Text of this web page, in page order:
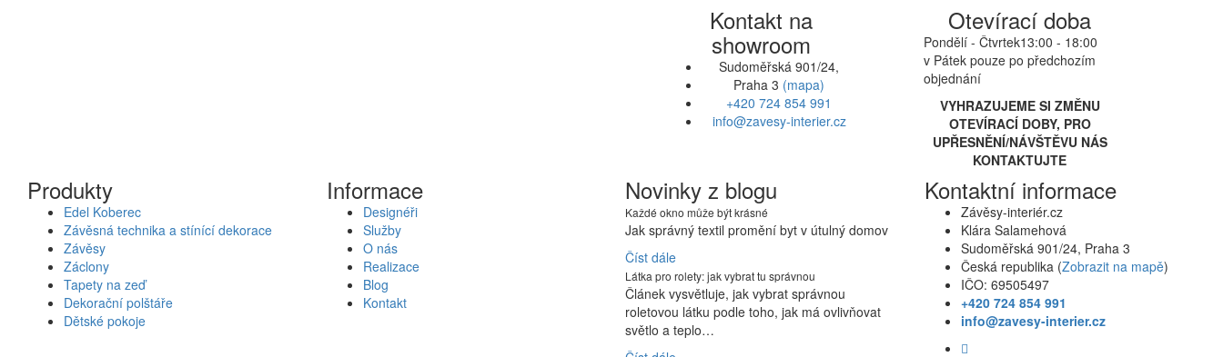
Kontakt na
showroom
Sudoměřská 901/24,
Praha 3 (mapa)
+420 724 854 991
info@zavesy-interier.cz
Otevírací doba
Pondělí - Čtvrtek13:00 - 18:00
v Pátek pouze po předchozím
objednání
VYHRAZUJEME SI ZMĚNU
OTEVÍRACÍ DOBY, PRO
UPŘESNĚNÍ/NÁVŠTĚVU NÁS
KONTAKTUJTE
Produkty
Edel Koberec
Závěsná technika a stínící dekorace
Závěsy
Záclony
Tapety na zeď
Dekorační polštáře
Dětské pokoje
Informace
Designéři
Služby
O nás
Realizace
Blog
Kontakt
Novinky z blogu
Každé okno může být krásné
Jak správný textil promění byt v útulný domov
Číst dále
Látka pro rolety: jak vybrat tu správnou
Článek vysvětluje, jak vybrat správnou
roletovou látku podle toho, jak má ovlivňovat
světlo a teplo…
Kontaktní informace
Závěsy-interiér.cz
Klára Salamehová
Sudoměřská 901/24, Praha 3
Česká republika (Zobrazit na mapě)
IČO: 69505497
+420 724 854 991
info@zavesy-interier.cz